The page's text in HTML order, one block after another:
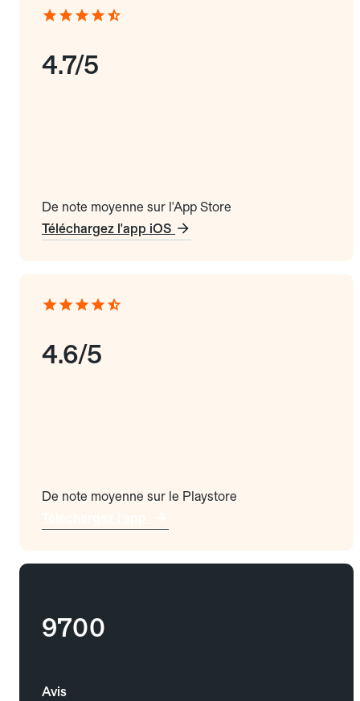
4.7/5
De note moyenne sur l'App Store
Téléchargez l'app iOS
4.6/5
De note moyenne sur le Playstore
9700
Avis